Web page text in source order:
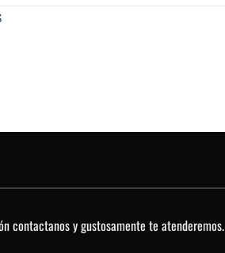
contactanos y gustosamente te atenderemos.